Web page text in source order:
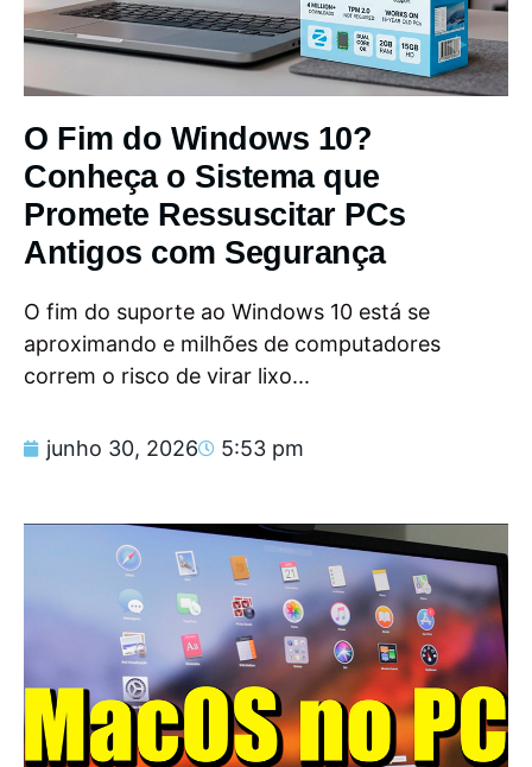
O Fim do Windows 10?
Conheça o Sistema que
Promete Ressuscitar PCs
Antigos com Segurança
O fim do suporte ao Windows 10 está se
aproximando e milhões de computadores
correm o risco de virar lixo...
junho 30, 2026 5:53 pm